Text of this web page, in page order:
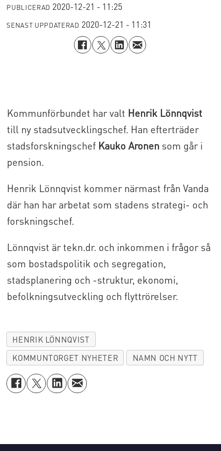
PUBLICERAD 2020-12-21 - 11:25
SENAST UPPDATERAD 2020-12-21 - 11:31
Kommunförbundet har valt Henrik Lönnqvist
till ny stadsutvecklingschef. Han efterträder
stadsforskningschef Kauko Aronensom går i
pension.
Henrik Lönnqvist kommer närmast från Vanda
där han har arbetat som stadens strategi- och
forskningschef.
Lönnqvist är tekn.dr. och inkommen i frågor så
som bostadspolitik och segregation,
stadsplanering och -struktur, ekonomi,
befolkningsutveckling och flyttrörelser.
HENRIK LÖNNQVIST
KOMMUNTORGET NYHETER
NAMN OCH NYTT